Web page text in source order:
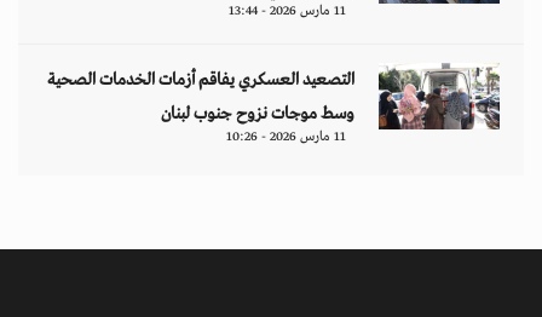
11 مارس 2026 - 13:44
التصعيد العسكري يفاقم أزمات الخدمات الصحية
وسط موجات نزوح جنوب لبنان
11 مارس 2026 - 10:26